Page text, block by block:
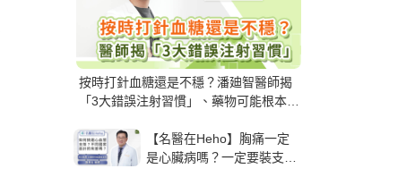
按時打針血糖還是不穩？潘廸智醫師揭
「3大錯誤注射習慣」、藥物可能根本沒
【名醫在Heho】胸痛一定
是心臟病嗎？一定要裝支